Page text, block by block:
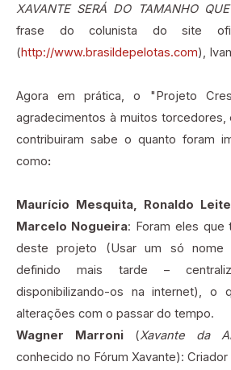
XAVANTE SERÁ DO TAMANHO
frase do colunista do site
(http://www.brasildepelotas.com),
Agora em prática, o "Projeto
agradecimentos à muitos
contribuiram sabe o quanto foram
como:
Maurício Mesquita, Ronaldo
Marcelo Nogueira: Foram eles que
deste projeto (Usar um só nome
definido mais tarde –
disponibilizando-os na internet), o
alterações com o passar do tempo.
Wagner Marroni(Xavante da
conhecido no Fórum Xavante):